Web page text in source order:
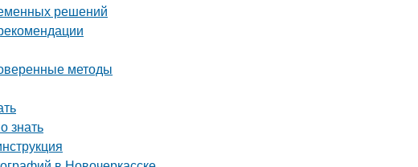
решений
методы
знать